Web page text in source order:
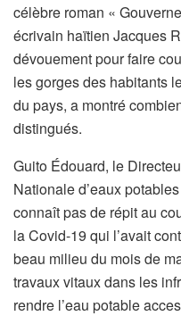
célèbre roman «
écrivain haïtien Jacques
dévouement pour faire
les gorges des habitants
du pays, a montré
distingués.
Guito Édouard, le
Nationale d’eaux
connaît pas de répit au
la Covid-19 qui l’avait
beau milieu du mois de
travaux vitaux dans les
rendre l’eau potable